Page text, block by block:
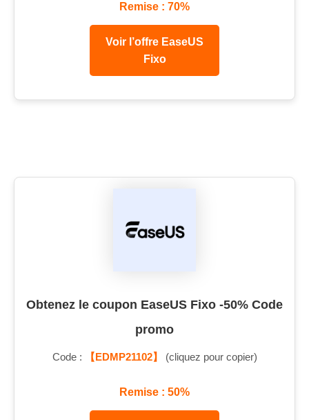
Remise : 70%
Voir l’offre EaseUS
Fixo
Obtenez le coupon EaseUS Fixo -50% Code
promo
Code : 【EDMP21102】 (cliquez pour copier)
Remise : 50%